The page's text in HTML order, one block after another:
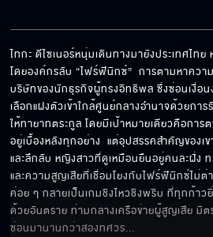
ไทกะ ดีไซเนอร์หนุ่มเดินทางมายังประเทศไท
โดยองค์กรลับ “ไฟร์ฟีนิกซ์”  การตามหาควา
บริษัทของนักธุรกิจผู้ทรงอิทธิพล ซึ่งซ่อนเงื่อนง
เลือกแฝงตัวเข้าใกล้ศูนย์กลางอำนาจด้วยกา
ให้ทายาทตระกูล โดยมีเป้าหมายเดียวคือการ
อยู่เบื้องหลังทุกอย่าง  แต่อุปสรรคสำคัญของเ
และลึกลับ หญิงสาวที่ดูเหมือนยืนอยู่คนละฝั่ง
และความสูญเสียที่เชื่อมโยงกับไฟร์ฟีนิกซ์ไม่ต่
ค่อย ๆ กลายเป็นเกมชิงไหวชิงพริบ ที่ทุกก้าวยิ่
ด้วยอันตราย ท่ามกลางเครือข่ายผู้สูญเสีย มิ
ซ่อนมานานกว่าสองทศวร...